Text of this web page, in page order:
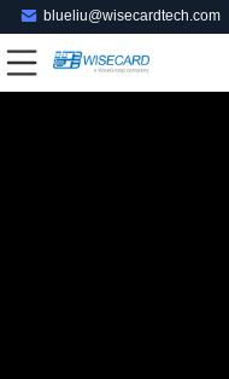
blueliu@wisecardtech.com